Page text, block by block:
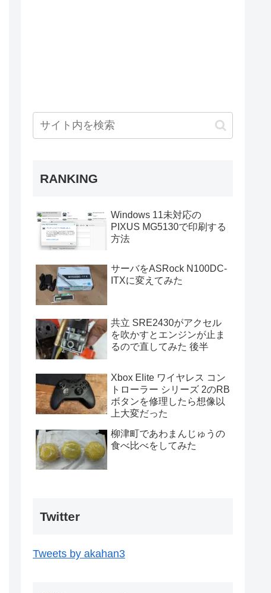
RANKING
Windows 11未対応の
PIXUS MG5130で印刷する
方法
サーバをASRock N100DC-
ITXに変えてみた
共立 SRE2430がアクセル
を吹かすとエンジンが止ま
るので直してみた 後半
Xbox Elite ワイヤレス コン
トローラー シリーズ 2のRB
ボタンを修理したら想像以
上大変だった
柳津町であわまんじゅうの
食べ比べをしてみた
Twitter
Tweets by akahan3